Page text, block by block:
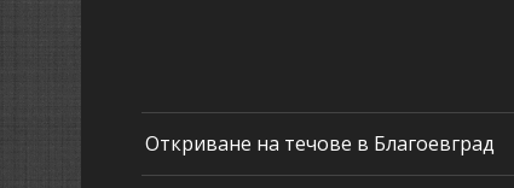
Откриване на течове в Благоевград